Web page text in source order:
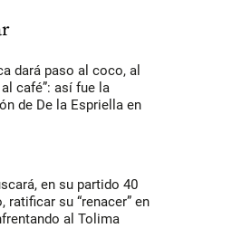
dará paso al coco, al
café”: así fue la
de De la Espriella en
en su partido 40
ratificar su “renacer” en
al Tolima